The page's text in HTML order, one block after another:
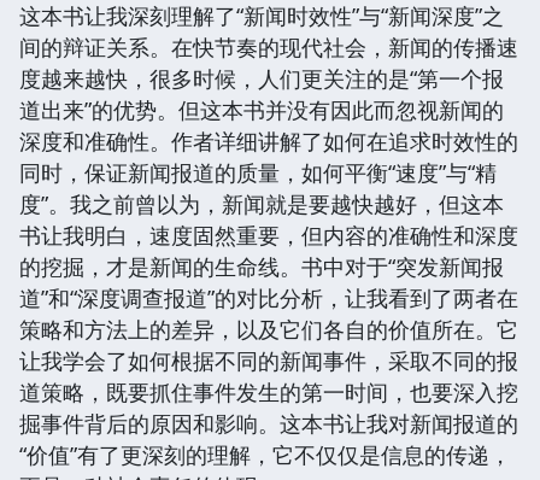
这本书让我深刻理解了“新闻时效性”与“新闻深度”之
间的辩证关系。在快节奏的现代社会，新闻的传播速
度越来越快，很多时候，人们更关注的是“第一个报
道出来”的优势。但这本书并没有因此而忽视新闻的
深度和准确性。作者详细讲解了如何在追求时效性的
同时，保证新闻报道的质量，如何平衡“速度”与“精
度”。我之前曾以为，新闻就是要越快越好，但这本
书让我明白，速度固然重要，但内容的准确性和深度
的挖掘，才是新闻的生命线。书中对于“突发新闻报
道”和“深度调查报道”的对比分析，让我看到了两者在
策略和方法上的差异，以及它们各自的价值所在。它
让我学会了如何根据不同的新闻事件，采取不同的报
道策略，既要抓住事件发生的第一时间，也要深入挖
掘事件背后的原因和影响。这本书让我对新闻报道的
“价值”有了更深刻的理解，它不仅仅是信息的传递，